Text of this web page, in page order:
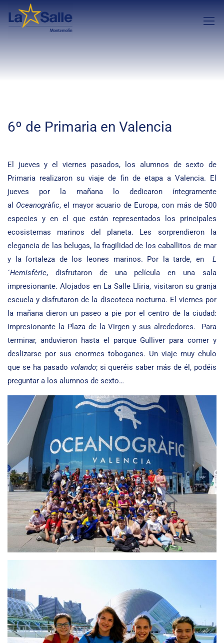
6º de Primaria en Valencia
El jueves y el viernes pasados, los alumnos de sexto de
Primaria realizaron su viaje de fin de etapa a Valencia. El
jueves por la mañana lo dedicaron íntegramente
al Oceanogràfic, el mayor acuario de Europa, con más de 500
especies y en el que están representados los principales
ecosistemas marinos del planeta. Les sorprendieron la
elegancia de las belugas, la fragilidad de los caballitos de mar
y la fortaleza de los leones marinos. Por la tarde, en L
´Hemisfèric, disfrutaron de una película en una sala
impresionante. Alojados en La Salle Lliria, visitaron su granja
escuela y disfrutaron de la discoteca nocturna. El viernes por
la mañana dieron un paseo a pie por el centro de la ciudad:
impresionante la Plaza de la Virgen y sus alrededores. Para
terminar, anduvieron hasta el parque Gulliver para comer y
deslizarse por sus enormes toboganes. Un viaje muy chulo
que se ha pasado volando; si queréis saber más de él, podéis
preguntar a los alumnos de sexto…